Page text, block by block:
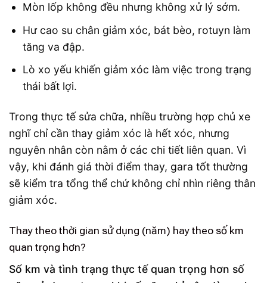
Mòn lốp không đều nhưng không xử lý sớm.
Hư cao su chân giảm xóc, bát bèo, rotuyn làm
tăng va đập.
Lò xo yếu khiến giảm xóc làm việc trong trạng
thái bất lợi.
Trong thực tế sửa chữa, nhiều trường hợp chủ xe
nghĩ chỉ cần thay giảm xóc là hết xóc, nhưng
nguyên nhân còn nằm ở các chi tiết liên quan. Vì
vậy, khi đánh giá thời điểm thay, gara tốt thường
sẽ kiểm tra tổng thể chứ không chỉ nhìn riêng thân
giảm xóc.
Thay theo thời gian sử dụng (năm) hay theo số km
quan trọng hơn?
Số km và tình trạng thực tế quan trọng hơn số